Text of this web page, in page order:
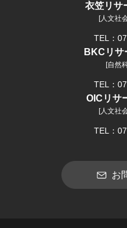
衣笠リサ
[人文社
TEL：
BKCリサ
[自然
TEL：
OICリサ
[人文社
TEL：
お